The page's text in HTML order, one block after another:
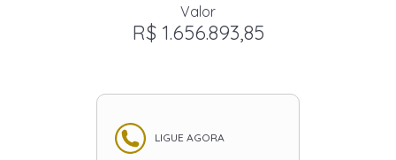
Valor
R$ 1.656.893,85
LIGUE AGORA